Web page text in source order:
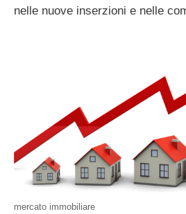
nelle nuove inserzioni e nelle
mercato immobiliare